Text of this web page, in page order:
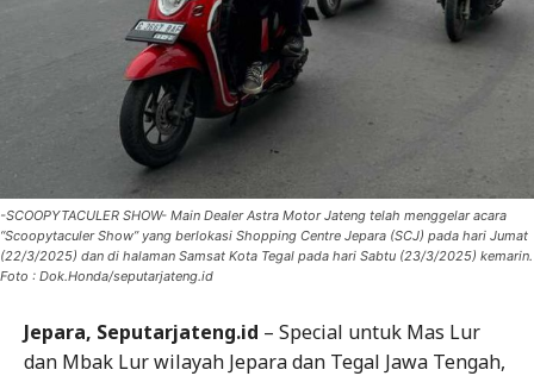
-SCOOPYTACULER SHOW- Main Dealer Astra Motor Jateng telah menggelar acara
“Scoopytaculer Show” yang berlokasi Shopping Centre Jepara (SCJ) pada hari Jumat
(22/3/2025) dan di halaman Samsat Kota Tegal pada hari Sabtu (23/3/2025) kemarin.
Foto : Dok.Honda/seputarjateng.id
Jepara, Seputarjateng.id – Special untuk Mas Lur
dan Mbak Lur wilayah Jepara dan Tegal Jawa Tengah,